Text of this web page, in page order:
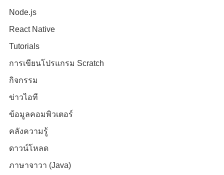
Node.js
React Native
Tutorials
การเขียนโปรแกรม Scratch
กิจกรรม
ข่าวไอที
ข้อมูลคอมพิวเตอร์
คลังความรู้
ดาวน์โหลด
ภาษาจาวา (Java)